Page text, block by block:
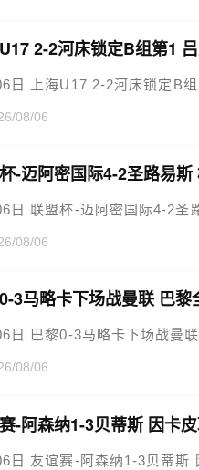
2-2河床锁定B组第1
日 上海U17 2-2河床锁定B
08/06
-迈阿密国际4-2圣路易
日 联盟杯-迈阿密国际4-2圣
08/06
3马略卡下场战曼联 巴
日 巴黎0-3马略卡下场战曼
08/06
-阿森纳1-3贝蒂斯 因卡
日 友谊赛-阿森纳1-3贝蒂斯